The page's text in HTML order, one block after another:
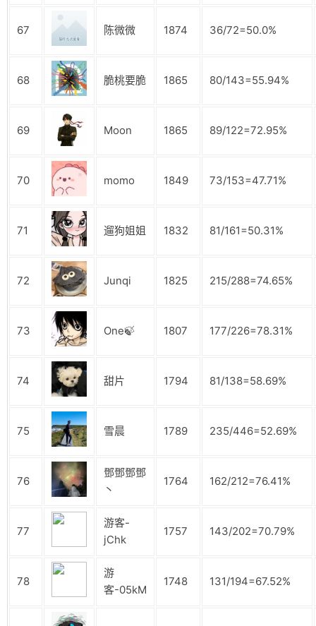
67 陈微微 1874 36/72=50.0%
68 脆桃要脆 1865 80/143=55.94%
69 Moon 1865 89/122=72.95%
70 momo 1849 73/153=47.71%
71 遛狗姐姐 1832 81/161=50.31%
72 Junqi 1825 215/288=74.65%
73 One🍃 1807 177/226=78.31%
74 甜片 1794 81/138=58.69%
75 雪晨 1789 235/446=52.69%
76
鄧鄧鄧鄧
丶
1764 162/212=76.41%
77
游客-
jChk
1757 143/202=70.79%
78
游
客-05kM
1748 131/194=67.52%